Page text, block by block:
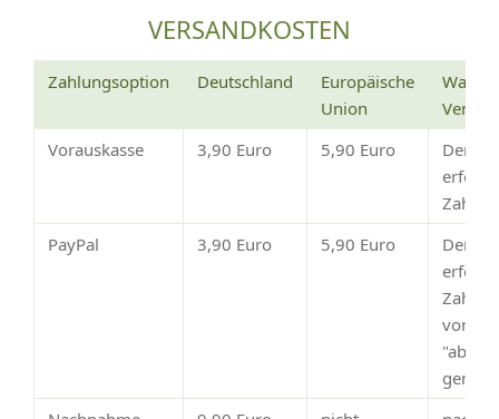
VERSANDKOSTEN
Zahlungsoption Deutschland
Europäische
Union
Wann
Vorauskasse
3,90 Euro 5,90 Euro
Der
erfolgt
PayPal
3,90 Euro 5,90 Euro
Der
von